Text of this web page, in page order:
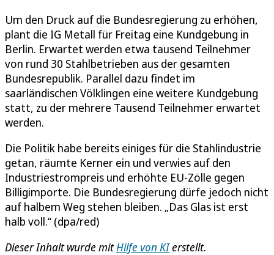
Um den Druck auf die Bundesregierung zu erhöhen,
plant die IG Metall für Freitag eine Kundgebung in
Berlin. Erwartet werden etwa tausend Teilnehmer
von rund 30 Stahlbetrieben aus der gesamten
Bundesrepublik. Parallel dazu findet im
saarländischen Völklingen eine weitere Kundgebung
statt, zu der mehrere Tausend Teilnehmer erwartet
werden.
Die Politik habe bereits einiges für die Stahlindustrie
getan, räumte Kerner ein und verwies auf den
Industriestrompreis und erhöhte EU-Zölle gegen
Billigimporte. Die Bundesregierung dürfe jedoch nicht
auf halbem Weg stehen bleiben. „Das Glas ist erst
halb voll.“ (dpa/red)
Dieser Inhalt wurde mitHilfe von KIerstellt.